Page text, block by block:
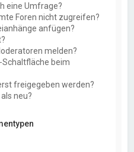
eine Umfrage?
Foren nicht zugreifen?
anfügen?
melden?
Schaltfläche beim
freigegeben werden?
neu?